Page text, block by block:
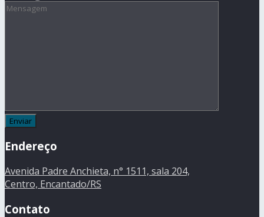
Endereço
Avenida Padre Anchieta, n° 1511, sala 204,
Centro, Encantado/RS
Contato